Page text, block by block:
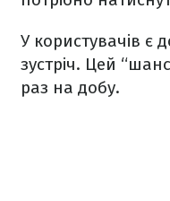
У користувачів є
зустріч. Цей
раз на добу.